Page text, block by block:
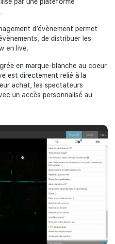
d’évènement permet
de distribuer les
en live.
en marque-blanche au coeur
est directement relié à la
achat, les spectateurs
un accès personnalisé au